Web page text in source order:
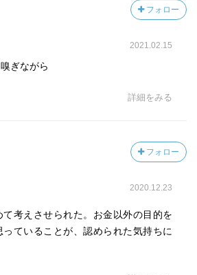
フォロー
2021.02.15
ぎながら
詳細をみる
フォロー
2020.12.23
考えさせられた。お金以外の目的を
っていることが、認められた気持ちに